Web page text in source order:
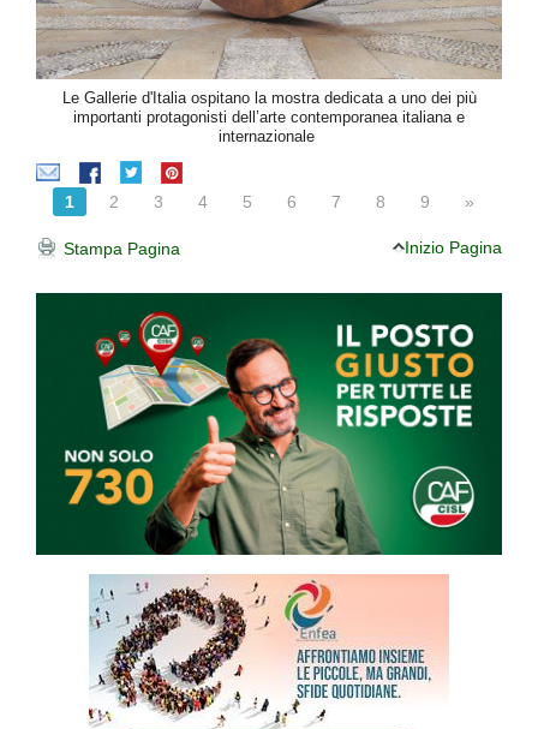
Le Gallerie d'Italia ospitano la mostra dedicata a uno dei più
importanti protagonisti dell’arte contemporanea italiana e
internazionale
1 2 3 4 5 6 7 8 9 »
Stampa Pagina Inizio Pagina